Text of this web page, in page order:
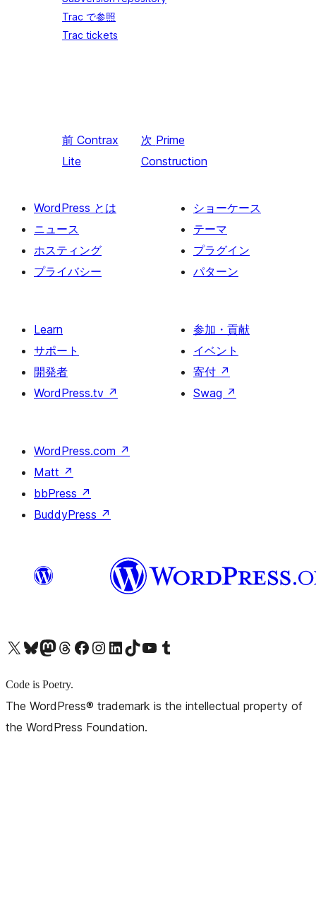
Trac で参照
Trac tickets
前 Contrax
Lite
次 Prime
Construction
WordPress とは
ニュース
ホスティング
プライバシー
ショーケース
テーマ
プラグイン
パターン
Learn
サポート
開発者
WordPress.tv ↗
参加・貢献
イベント
寄付 ↗
Swag ↗
WordPress.com ↗
Matt ↗
bbPress ↗
BuddyPress ↗
X (旧 Twitter) アカウントへBluesky アカウントへMastodon アカウントへThreads アカウントへ Facebook ページへInstagram アカウントへ LinkedIn アカウントへTikTok アカウントへYouTube チャンネルへ Tumblr アカウントへ
Code is Poetry.
The WordPress® trademark is the intellectual property of
the WordPress Foundation.